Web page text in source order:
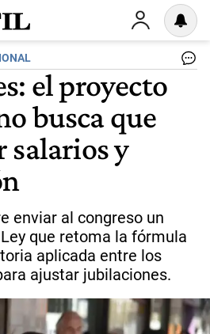
el proyecto
busca que
salarios y
enviar al congreso un
que retoma la fórmula
aplicada entre los
ajustar jubilaciones.